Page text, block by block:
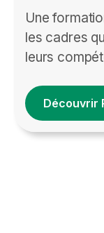
Une
les cadres
leurs
Découvrir